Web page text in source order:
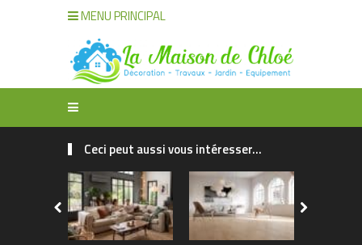
MENU PRINCIPAL
Ceci peut aussi vous intéresser...